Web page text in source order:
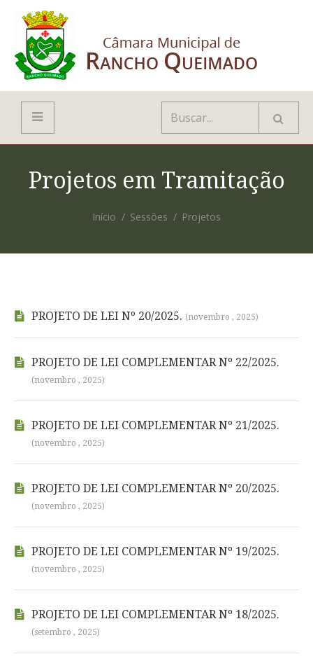
Projetos em Tramitação
Início Sessões Projetos
PROJETO DE LEI Nº 20/2025. (novembro , 2025)
PROJETO DE LEI COMPLEMENTAR Nº 22/2025.
(novembro , 2025)
PROJETO DE LEI COMPLEMENTAR Nº 21/2025.
(novembro , 2025)
PROJETO DE LEI COMPLEMENTAR Nº 20/2025.
(novembro , 2025)
PROJETO DE LEI COMPLEMENTAR Nº 19/2025.
(novembro , 2025)
PROJETO DE LEI COMPLEMENTAR Nº 18/2025.
(setembro , 2025)